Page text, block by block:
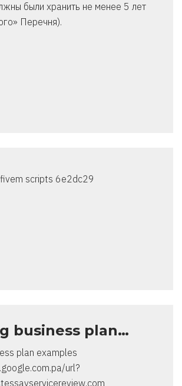
были хранить не менее 5 лет
Перечня).
scripts 6e2dc29
business plan…
plan examples
url?